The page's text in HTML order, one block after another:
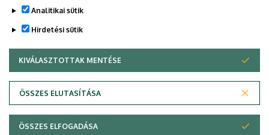
Analitikai sütik
Hirdetési sütik
KIVÁLASZTOTTAK MENTÉSE
ÖSSZES ELUTASÍTÁSA
WITHDRAW CONSENT
ÖSSZES ELFOGADÁSA